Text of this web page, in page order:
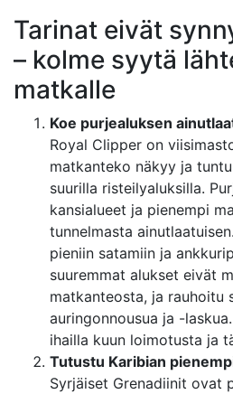
Tarinat eivät
– kolme syytä
matkalle
Koe purjealuksen
Royal Clipper on
matkanteko näkyy ja
suurilla risteilyaluksilla.
kansialueet ja pienempi
tunnelmasta
pieniin satamiin ja
suuremmat alukset eivät
matkanteosta, ja rauhoitu
auringonnousua ja -
ihailla kuun loimotusta ja
Tutustu Karibian
Syrjäiset Grenadiinit ovat